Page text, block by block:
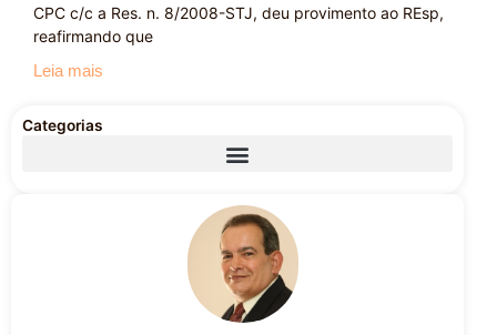
CPC c/c a Res. n. 8/2008-STJ, deu provimento ao REsp,
reafirmando que
Leia mais
Categorias